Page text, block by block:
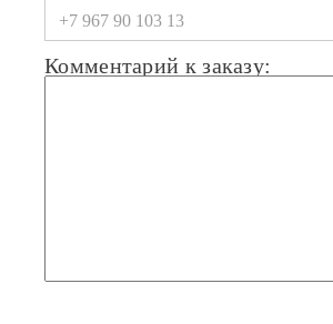
Комментарий к заказу: